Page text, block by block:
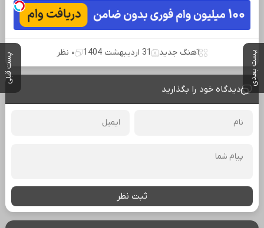
پست بعدی پست قبلی آهنگ جدید 31 اردیبهشت 1404 ۰ نظر
دیدگاه خود را بگذارید
ثبت نظر